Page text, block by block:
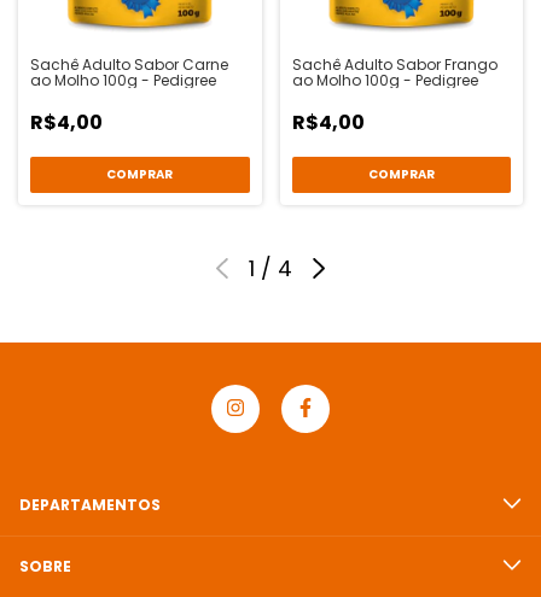
Sachê Adulto Sabor Carne
ao Molho 100g - Pedigree
R$4,00
Sachê Adulto Sabor Frango
ao Molho 100g - Pedigree
R$4,00
1 / 4
DEPARTAMENTOS
SOBRE